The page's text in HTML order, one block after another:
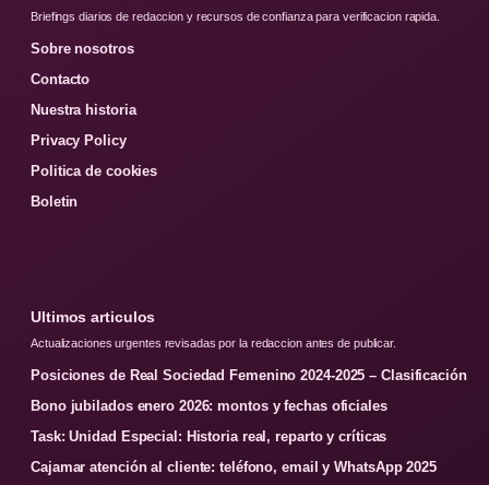
Briefings diarios de redaccion y recursos de confianza para verificacion rapida.
Sobre nosotros
Contacto
Nuestra historia
Privacy Policy
Politica de cookies
Boletin
Ultimos articulos
Actualizaciones urgentes revisadas por la redaccion antes de publicar.
Posiciones de Real Sociedad Femenino 2024-2025 – Clasificación
Bono jubilados enero 2026: montos y fechas oficiales
Task: Unidad Especial: Historia real, reparto y críticas
Cajamar atención al cliente: teléfono, email y WhatsApp 2025